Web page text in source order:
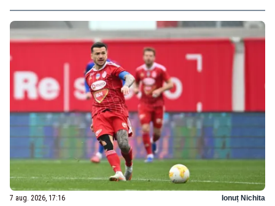
7 aug. 2026, 17:16 Ionuț Nichita